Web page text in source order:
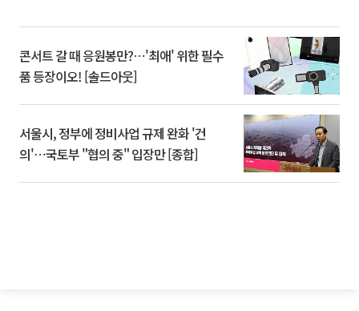
콘서트 갈 때 응원봉만?⋯'최애' 위한 필수
품 등장이오! [솔드아웃]
서울시, 정부에 정비사업 규제 완화 '건
의'⋯국토부 "협의 중" 입장만 [종합]